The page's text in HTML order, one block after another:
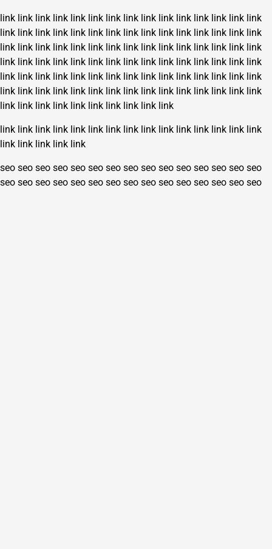
link link link link link link link link link link link link link link link
link link link link link link link link link link link link link link link
link link link link link link link link link link link link link link link
link link link link link link link link link link link link link link link
link link link link link link link link link link link link link link link
link link link link link link link link link link link link link link link
link link link link link link link link link link
link link link link link link link link link link link link link link link
link link link link link
seo seo seo seo seo seo seo seo seo seo seo seo seo seo seo
seo seo seo seo seo seo seo seo seo seo seo seo seo seo seo